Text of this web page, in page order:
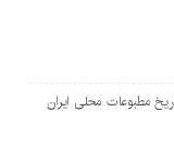
مطبوعات محلی ایران